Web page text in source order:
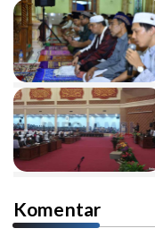
Komentar